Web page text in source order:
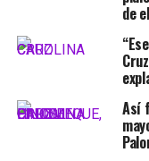
de
Así